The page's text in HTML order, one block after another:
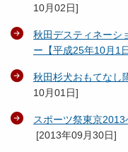
10月02日]
秋田デスティネーシ
ー【平成25年10月1日
秋田杉犬おもてなし
10月01日]
スポーツ祭東京
[2013年09月30日]